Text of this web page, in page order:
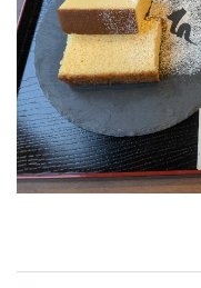
RECRUIT
STAFF BLOG
CONTACT US
サイトマップ